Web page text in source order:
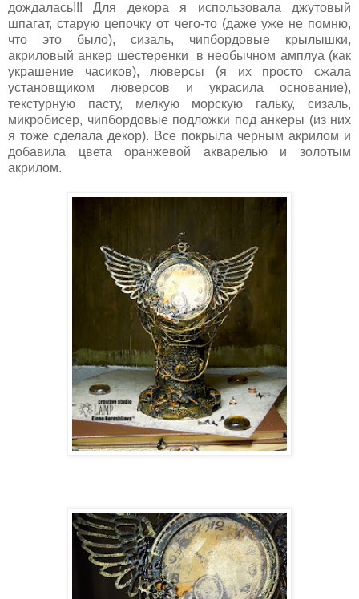
дождалась!!! Для декора я использовала джутовый
шпагат, старую цепочку от чего-то (даже уже не помню,
что это было), сизаль, чипбордовые крылышки,
акриловый анкер шестеренки в необычном амплуа (как
украшение часиков), люверсы (я их просто сжала
установщиком люверсов и украсила основание),
текстурную пасту, мелкую морскую гальку, сизаль,
микробисер, чипбордовые подложки под анкеры (из них
я тоже сделала декор). Все покрыла черным акрилом и
добавила цвета оранжевой акварелью и золотым
акрилом.